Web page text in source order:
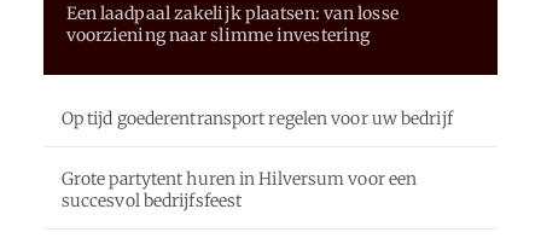
Een laadpaal zakelijk plaatsen: van losse
voorziening naar slimme investering
Op tijd goederentransport regelen voor uw bedrijf
Grote partytent huren in Hilversum voor een
succesvol bedrijfsfeest